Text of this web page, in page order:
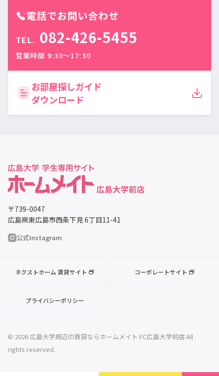
電話でお問い合わせ
TEL. 082-426-5455
営業時間 9:30〜17:30
お部屋探しガイド
ダウンロード
〒739-0047
広島県東広島市西条下見 6丁目11-41
公式Instagram
ネクストホーム 賃貸サイト コーポレートサイト
プライバシーポリシー
© 2026 広島大学周辺の賃貸ならホームメイト FC広島大学前店 All
rights reserved.